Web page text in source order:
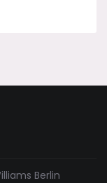
Berlin